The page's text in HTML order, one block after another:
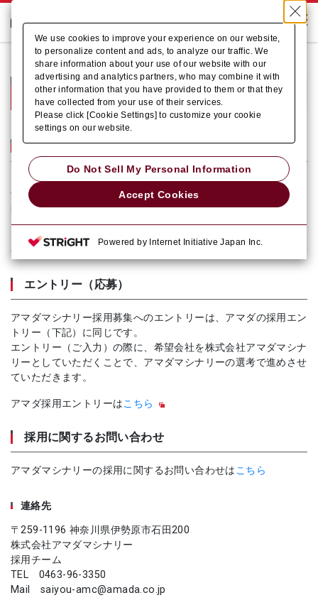
ホーム 採用情報 新卒採用
新卒採用
企業情報
アマダマシナリーは金属の切断と研磨で様々な産業を支えていま
す。
医療機器など精密で極小のものから、高層ビルや橋などの構造物
に使われる巨大な部材まで、活躍の場は多岐にわたります。
会社データの詳細は
エントリー（応募）
アマダマシナリー採用募集へのエントリーは、アマダの採用エン
トリー（下記）に同じです。
エントリー（ご入力）の際に、希望会社を株式会社アマダマシナ
リーとしていただくことで、アマダマシナリーの選考で進めさせ
ていただきます。
アマダ採用エントリーはこちら
採用に関するお問い合わせ
アマダマシナリーの採用に関するお問い合わせはこちら
連絡先
〒259-1196 神奈川県伊勢原市石田200
株式会社アマダマシナリー
採用チーム
TEL 0463-96-3350
Mail saiyou-amc@amada.co.jp
We use cookies to improve your experience on our website,
to personalize content and ads, to analyze our traffic. We
share information about your use of our website with our
advertising and analytics partners, who may combine it with
other information that you have provided to them or that they
have collected from your use of their services.
Please click [Cookie Settings] to customize your cookie
settings on our website.
Do Not Sell My Personal Information
Accept Cookies
Powered by Internet Initiative Japan Inc.